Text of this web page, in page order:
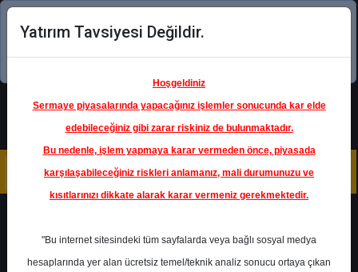
Şimdi uygulamayı indirin!
Yatırım Tavsiyesi Değildir.
Hoşgeldiniz
Sermaye piyasalarında yapacağınız işlemler sonucunda kar elde
edebileceğiniz gibi zarar riskiniz de bulunmaktadır.
Bu nedenle, işlem yapmaya karar vermeden önce, piyasada
karşılaşabileceğiniz riskleri anlamanız, mali durumunuzu ve
kısıtlarınızı dikkate alarak karar vermeniz gerekmektedir.
"Bu internet sitesindeki tüm sayfalarda veya bağlı sosyal medya
hesaplarında yer alan ücretsiz temel/teknik analiz sonucu ortaya çıkan